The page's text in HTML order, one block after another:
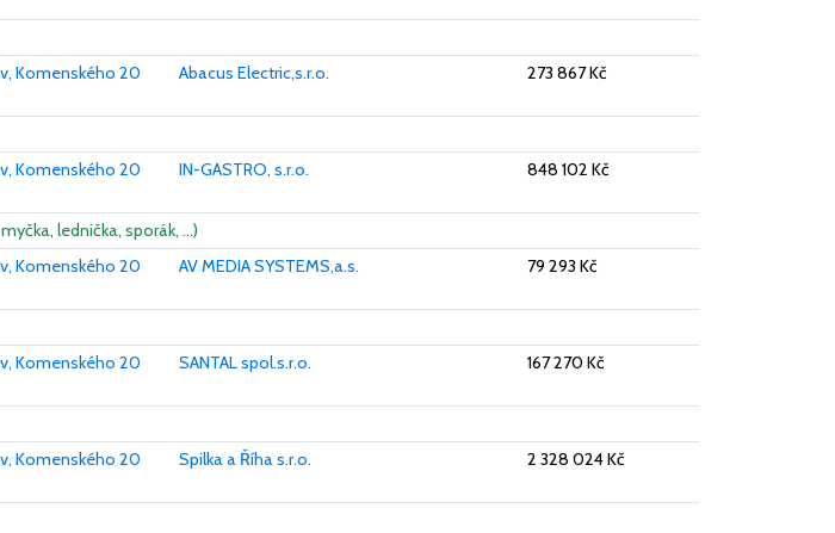
Komenského 20 Abacus Electric,s.r.o. 273 867 Kč
Komenského 20 IN-GASTRO, s.r.o. 848 102 Kč
lednička, sporák, …)
Komenského 20 AV MEDIA SYSTEMS,a.s. 79 293 Kč
Komenského 20 SANTAL spol.s.r.o. 167 270 Kč
Komenského 20 Spilka a Říha s.r.o. 2 328 024 Kč